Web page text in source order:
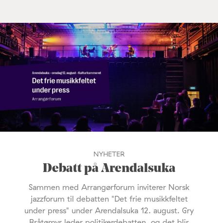
NYHETER
Debatt på Arendalsuka
Sammen med Arrangørforum inviterer Norsk
jazzforum til debatten "Det frie musikkfeltet
under press" under Arendalsuka 12. august. Gry